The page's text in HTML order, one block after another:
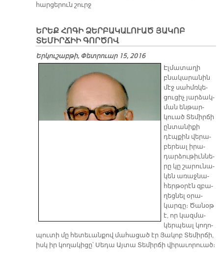
հարցերուն շուրջ
ԵՐԵՔ ՀՈԳԻ ՁԵՐԲԱԿԱԼՈՒԱԾ ՅԱԿՈԲ
ՏԵՄԻՐՃԻԻ ԳՈՐԾՈՎ
Երկուշաբթի, Փետրուար 15, 2016
Էլ­մա­տա­ղի
բնա­կա­րա­նին
մէջ սահմռ­կե­
ցու­ցիչ յար­ձակ­
ման են­թար­
կուած Տե­միր­ճի
ըն­տա­նի­քի
դէպ­քին վե­րա­
բե­րեալ ի­րա­
դար­ձու­թիւն­նե­
րը կը շա­րու­նա­
կեն ա­ռաջ­նա­
հեր­թօ­րէն զբա­
ղեց­նել օ­րա­
կար­գը։ Ծա­նօթ
է, որ կազ­մա­
կեր­պեալ կո­ղո­
պու­տի մը հե­տե­ւան­քով մա­հա­ցած էր Յա­կոբ Տե­միր­ճի,
իսկ իր կո­ղա­կի­ցը՝ Սե­դա Այ­տա Տե­միր­ճի վի­րա­ւո­րուած։